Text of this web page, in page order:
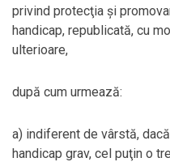
privind protecţia şi
handicap, republicată, cu
ulterioare,
după cum urmează:
a) indiferent de vârstă,
handicap grav, cel puţin o